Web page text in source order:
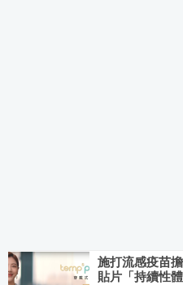
施打流感疫苗
貼片「持續性